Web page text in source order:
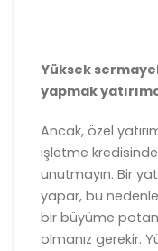
Yüksek
yapmak
Ancak, özel
işletme
unutmayın. Bir
yapar, bu nedenle
bir büyüme
olmanız gerekir.